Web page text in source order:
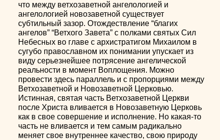
что между ветхозаветной ангелологией и
ангелологией новозаветной существует
субтильный зазор. Отождествление “благих
ангелов” “Ветхого Завета” с полками святых Сил
Небесных во главе с архистратигом Михаилом в
сугубо православном их понимании упускает из
виду серьезнейшее потрясение ангелической
реальности в момент Воплощения. Можно
провести здесь параллель и с пропорциями между
Ветхозаветной и Новозаветной Церковью.
Истинная, святая часть Ветхозаветной Церкви
после Христа вливается в Новозаветную Церковь
как в свое совершение и исполнение. Но какая-то
часть не вливается и тем самым радикально
меняет свое внутреннее качество, свою природу